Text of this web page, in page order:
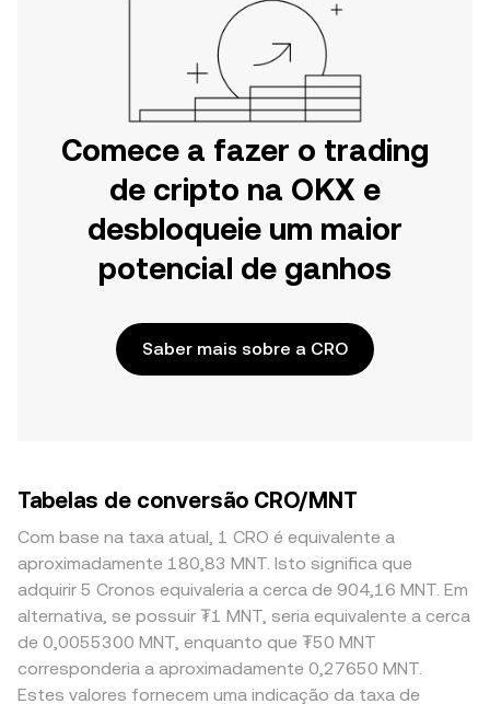
Comece a fazer o trading
de cripto na OKX e
desbloqueie um maior
potencial de ganhos
Saber mais sobre a CRO
Tabelas de conversão CRO/MNT
Com base na taxa atual, 1 CRO é equivalente a
aproximadamente 180,83 MNT. Isto significa que
adquirir 5 Cronos equivaleria a cerca de 904,16 MNT. Em
alternativa, se possuir ₮1 MNT, seria equivalente a cerca
de 0,0055300 MNT, enquanto que ₮50 MNT
corresponderia a aproximadamente 0,27650 MNT.
Estes valores fornecem uma indicação da taxa de